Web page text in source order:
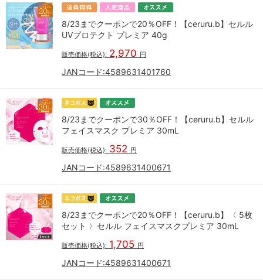
8/23までクーポンで20％OFF！【ceruru.b】セルル
UVプロテクト プレミア 40g
販売価格(税込): 2,970 円
JANコード:4589631401760
8/23までクーポンで30％OFF！【ceruru.b】セルル
フェイスマスク プレミア 30mL
販売価格(税込): 352 円
JANコード:4589631400671
8/23までクーポンで20％OFF！【ceruru.b】〈 5枚
セット 〉セルル フェイスマスクプレミア 30mL
販売価格(税込): 1,705 円
JANコード:4589631400671